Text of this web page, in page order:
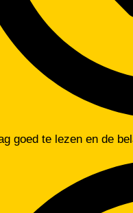
goed te lezen en de